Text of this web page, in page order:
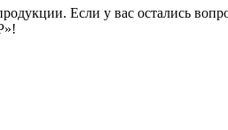
Если у вас остались